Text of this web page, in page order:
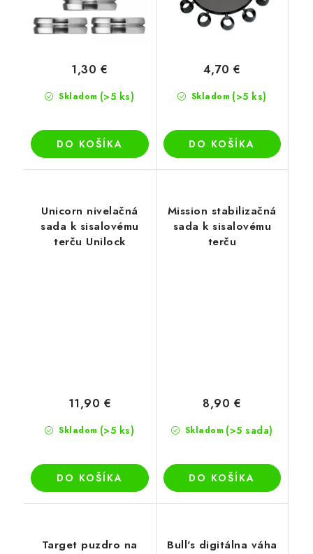
Skladom (>5 ks)
1,30 €
DO KOŠÍKA
Skladom (>5 ks)
4,70 €
DO KOŠÍKA
Unicorn nivelačná
sada k sisalovému
terču Unilock
Skladom (>5 ks)
11,90 €
DO KOŠÍKA
Mission stabilizačná
sada k sisalovému
terču
Skladom (>5 sada)
8,90 €
DO KOŠÍKA
Target puzdro na
Bull's digitálna váha